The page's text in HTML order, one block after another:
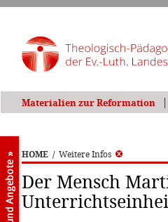
Materialien zur Reformation
HOME / Weitere Infos
Der Mensch